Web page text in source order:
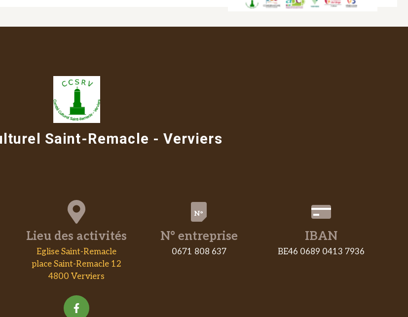
Saint-Remacle - Verviers
Lieu des activités
Eglise Saint-Remacle
place Saint-Remacle 12
4800 Verviers
N°
N° entreprise
0671 808 637
IBAN
BE46 0689 0413 7936